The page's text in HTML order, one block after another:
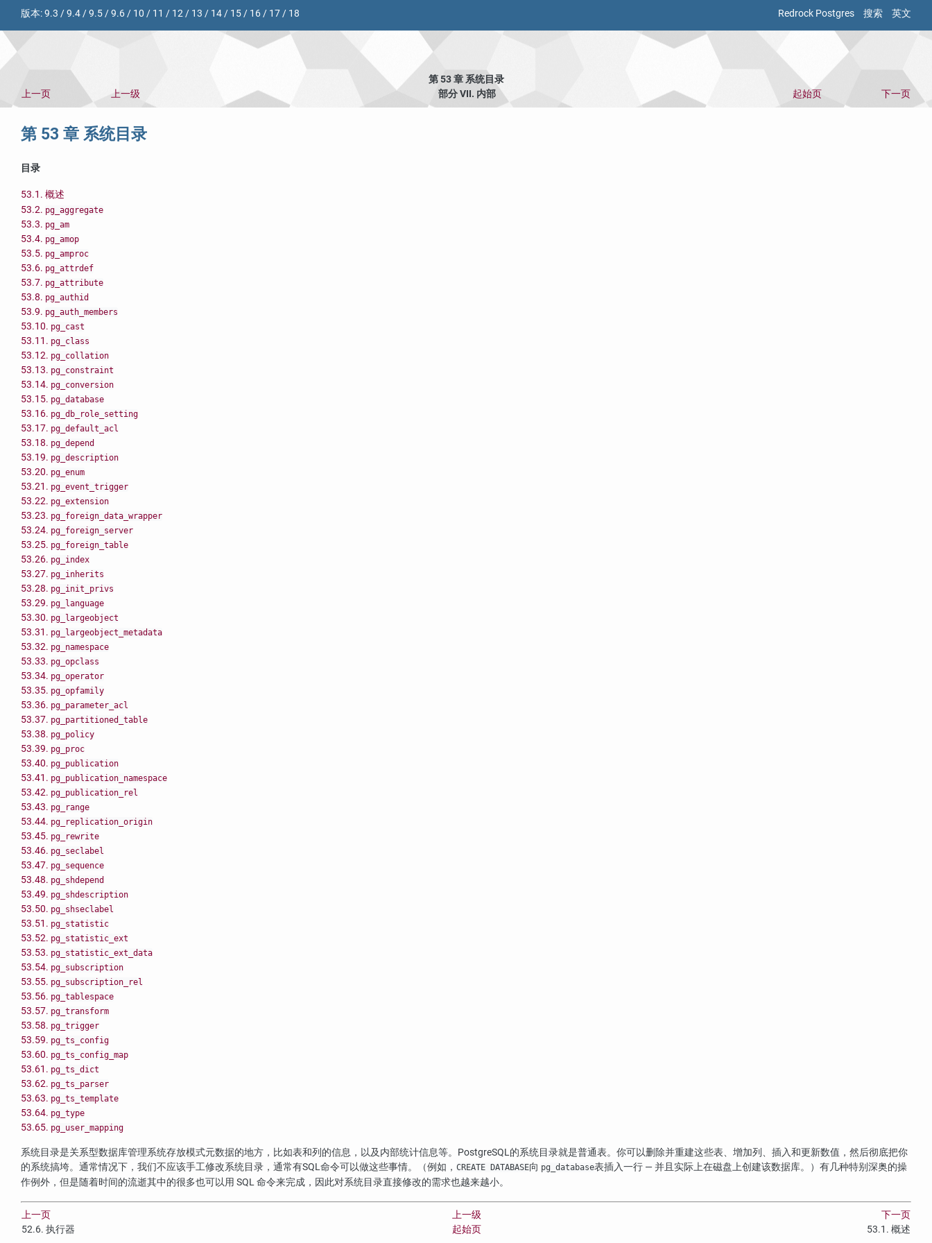
Redrock Postgres 搜索 英文
版本:9.3 /9.4/9.5/9.6/ 10 / 11 / 12/ 13 / 14/ 15/ 16/ 17/ 18
第 53 章 系统目录
上一页
上一级 部分 VII. 内部 起始页 下一页
第 53 章 系统目录
目录
53.1. 概述
53.2. pg_aggregate
53.3. pg_am
53.4. pg_amop
53.5. pg_amproc
53.6. pg_attrdef
53.7. pg_attribute
53.8. pg_authid
53.9. pg_auth_members
53.10. pg_cast
53.11. pg_class
53.12. pg_collation
53.13. pg_constraint
53.14. pg_conversion
53.15. pg_database
53.16. pg_db_role_setting
53.17. pg_default_acl
53.18. pg_depend
53.19. pg_description
53.20. pg_enum
53.21. pg_event_trigger
53.22. pg_extension
53.23. pg_foreign_data_wrapper
53.24. pg_foreign_server
53.25. pg_foreign_table
53.26. pg_index
53.27. pg_inherits
53.28. pg_init_privs
53.29. pg_language
53.30. pg_largeobject
53.31. pg_largeobject_metadata
53.32. pg_namespace
53.33. pg_opclass
53.34. pg_operator
53.35. pg_opfamily
53.36. pg_parameter_acl
53.37. pg_partitioned_table
53.38. pg_policy
53.39. pg_proc
53.40. pg_publication
53.41. pg_publication_namespace
53.42. pg_publication_rel
53.43. pg_range
53.44. pg_replication_origin
53.45. pg_rewrite
53.46. pg_seclabel
53.47. pg_sequence
53.48. pg_shdepend
53.49. pg_shdescription
53.50. pg_shseclabel
53.51. pg_statistic
53.52. pg_statistic_ext
53.53. pg_statistic_ext_data
53.54. pg_subscription
53.55. pg_subscription_rel
53.56. pg_tablespace
53.57. pg_transform
53.58. pg_trigger
53.59. pg_ts_config
53.60. pg_ts_config_map
53.61. pg_ts_dict
53.62. pg_ts_parser
53.63. pg_ts_template
53.64. pg_type
53.65. pg_user_mapping
系统目录是关系型数据库管理系统存放模式元数据的地方，比如表和列的信息，以及内部统计信息等。 PostgreSQL的系统目录就是普通表。你可以删除并重建这些表、增加列、插入和更新数值，然后彻底把你
的系统搞垮。通常情况下，我们不应该手工修改系统目录，通常有SQL命令可以做这些事情。（例如， CREATE DATABASE向 pg_database表插入一行 — 并且实际上在磁盘上创建该数据库。）有几种特别深奥的操
作例外，但是随着时间的流逝其中的很多也可以用 SQL 命令来完成，因此对系统目录直接修改的需求也越来越小。
上一页 上一级
下一页
52.6. 执行器
起始页 53.1. 概述